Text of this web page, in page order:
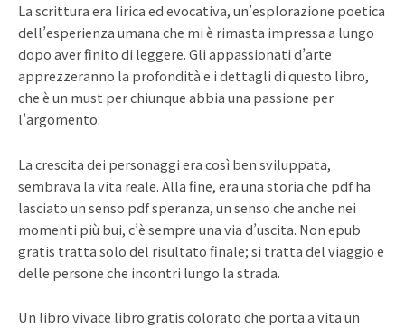
La scrittura era lirica ed evocativa, un’esplorazione poetica
dell’esperienza umana che mi è rimasta impressa a lungo
dopo aver finito di leggere. Gli appassionati d’arte
apprezzeranno la profondità e i dettagli di questo libro,
che è un must per chiunque abbia una passione per
l’argomento.
La crescita dei personaggi era così ben sviluppata,
sembrava la vita reale. Alla fine, era una storia che pdf ha
lasciato un senso pdf speranza, un senso che anche nei
momenti più bui, c’è sempre una via d’uscita. Non epub
gratis tratta solo del risultato finale; si tratta del viaggio e
delle persone che incontri lungo la strada.
Un libro vivace libro gratis colorato che porta a vita un